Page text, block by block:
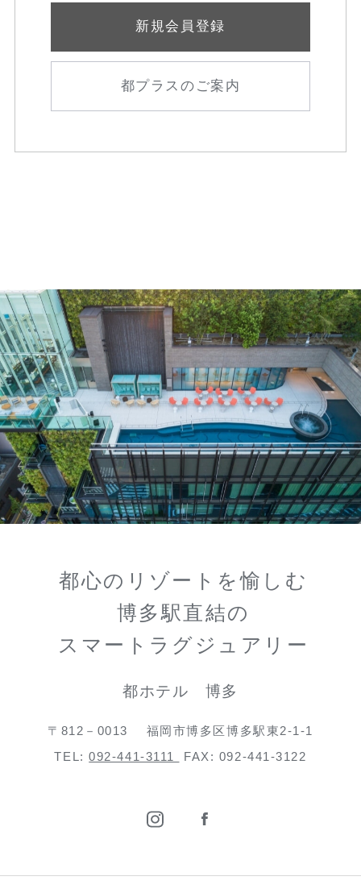
新規会員登録
都プラスのご案内
都心のリゾートを愉しむ
博多駅直結の
スマートラグジュアリー
都ホテル 博多
〒812－0013
福岡市博多区博多駅東2-1-1
TEL:092-441-3111 FAX: 092-441-3122